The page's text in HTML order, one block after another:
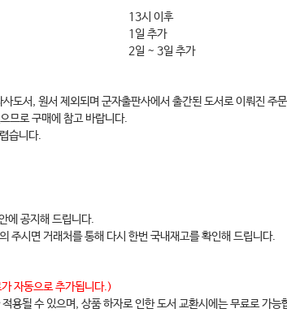
13시 이후
1일 추가
2일 ~ 3일 추가
도서, 원서 제외되며 군자출판사에서 출간된 도서로 이뤄진 주
므로 구매에 참고 바랍니다.
습니다.
에 공지해 드립니다.
주시면 거래처를 통해 다시 한번 국내재고를 확인해 드립니다.
자동으로 추가됩니다.)
용될 수 있으며, 상품 하자로 인한 도서 교환시에는 무료로 가능